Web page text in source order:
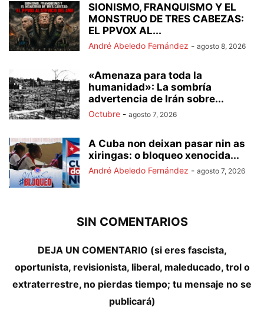
SIONISMO, FRANQUISMO Y EL
MONSTRUO DE TRES CABEZAS:
EL PPVOX AL...
André Abeledo Fernández - agosto 8, 2026
«Amenaza para toda la
humanidad»: La sombría
advertencia de Irán sobre...
Octubre - agosto 7, 2026
A Cuba non deixan pasar nin as
xiringas: o bloqueo xenocida...
André Abeledo Fernández - agosto 7, 2026
SIN COMENTARIOS
DEJA UN COMENTARIO (si eres fascista,
oportunista, revisionista, liberal, maleducado, trol o
extraterrestre, no pierdas tiempo; tu mensaje no se
publicará)